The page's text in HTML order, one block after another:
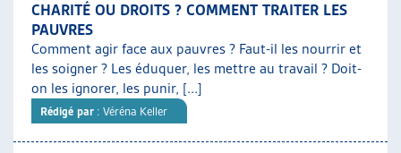
CHARITÉ OU DROITS ? COMMENT TRAITER LES
PAUVRES
Comment agir face aux pauvres ? Faut-il les nourrir et
les soigner ? Les éduquer, les mettre au travail ? Doit-
on les ignorer, les punir, [...]
Rédigé par : Véréna Keller